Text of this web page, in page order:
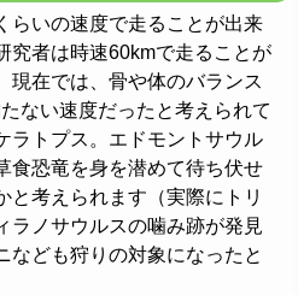
らいの速度で走ることが出来
究者は時速60kmで走ることが
現在では、骨や体のバランス
ない速度だったと考えられて
ラトプス。エドモントサウル
食恐竜を身を潜めて待ち伏せ
と考えられます（実際にトリ
ラノサウルスの噛み跡が発見
なども狩りの対象になったと